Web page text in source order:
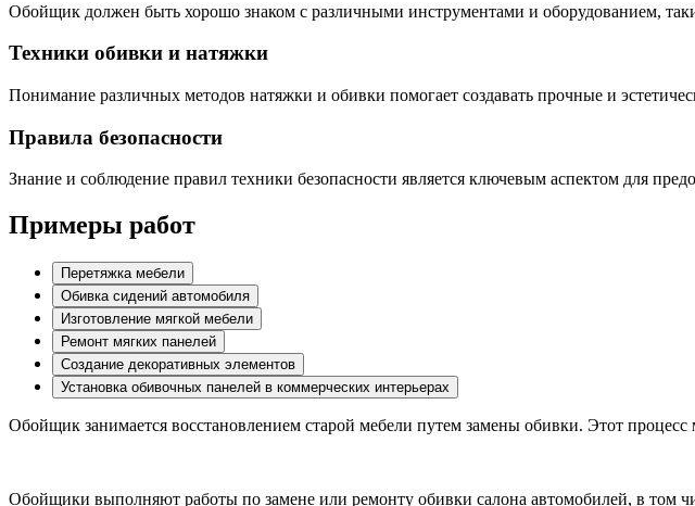
Обойщик должен быть хорошо знаком с различными инструментами и оборудованием,
Техники обивки и натяжки
Понимание различных методов натяжки и обивки помогает создавать прочные и
Правила безопасности
Знание и соблюдение правил техники безопасности является ключевым аспектом для
Примеры работ
Перетяжка мебели
Обивка сидений автомобиля
Изготовление мягкой мебели
Ремонт мягких панелей
Создание декоративных элементов
Установка обивочных панелей в коммерческих интерьерах
Обойщик занимается восстановлением старой мебели путем замены обивки. Этот
Обойщики выполняют работы по замене или ремонту обивки салона автомобилей, в том